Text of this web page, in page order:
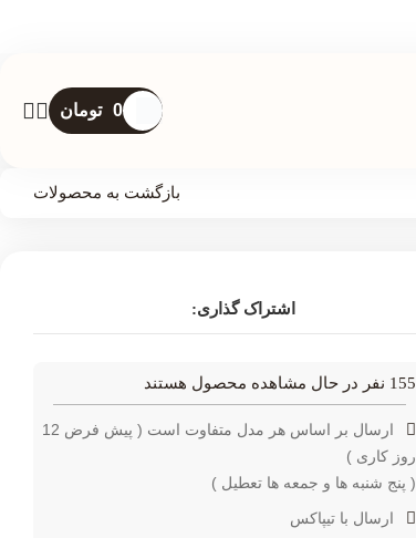
0 تومان
بازگشت به محصولات
اشتراک گذاری:
155 نفر در حال مشاهده محصول هستند
ارسال بر اساس هر مدل متفاوت است ( پیش فرض 12
روز کاری )
( پنج شنبه ها و جمعه ها تعطیل )
ارسال با تیپاکس